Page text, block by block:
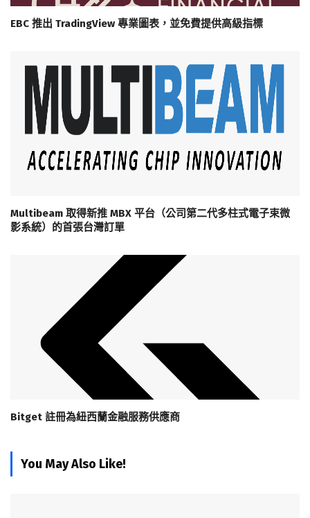
EBC 推出 TradingView 專業圖表，並免費提供高級指標
Multibeam 取得新推 MBX 平台（公司第二代多柱式電子束微
影系統）的首張台灣訂單
Bitget 註冊為紐西蘭金融服務供應商
You May Also Like!